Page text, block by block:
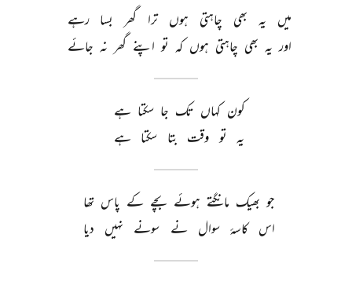
میں یہ بھی چاہتی ہوں ترا گھر بسا
رہے
اور یہ بھی چاہتی ہوں کہ تو اپنے گھر نہ جائے
کون کہاں تک جا سکتا ہے
یہ
تو وقت بتا سکتا ہے
جو بھیک مانگتے ہوئے بچے کے پاس تھا
اس کاسۂ سوال نے سونے نہیں دیا